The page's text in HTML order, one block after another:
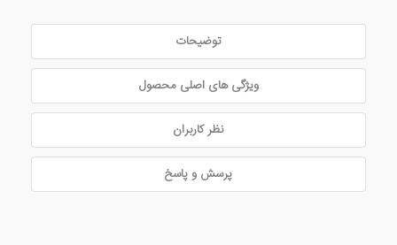
توضیحات
ویژگی های اصلی محصول
نظر کاربران
پرسش و پاسخ